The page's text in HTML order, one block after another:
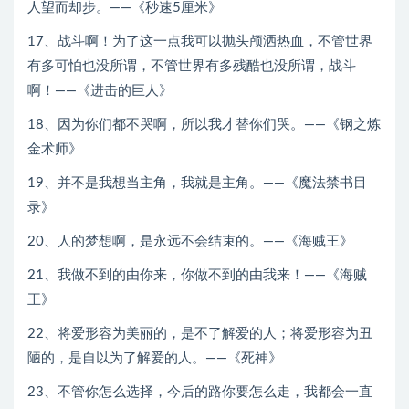
人望而却步。——《秒速5厘米》
17、战斗啊！为了这一点我可以抛头颅洒热血，不管世界
有多可怕也没所谓，不管世界有多残酷也没所谓，战斗
啊！——《进击的巨人》
18、因为你们都不哭啊，所以我才替你们哭。——《钢之炼
金术师》
19、并不是我想当主角，我就是主角。——《魔法禁书目
录》
20、人的梦想啊，是永远不会结束的。——《海贼王》
21、我做不到的由你来，你做不到的由我来！——《海贼
王》
22、将爱形容为美丽的，是不了解爱的人；将爱形容为丑
陋的，是自以为了解爱的人。——《死神》
23、不管你怎么选择，今后的路你要怎么走，我都会一直